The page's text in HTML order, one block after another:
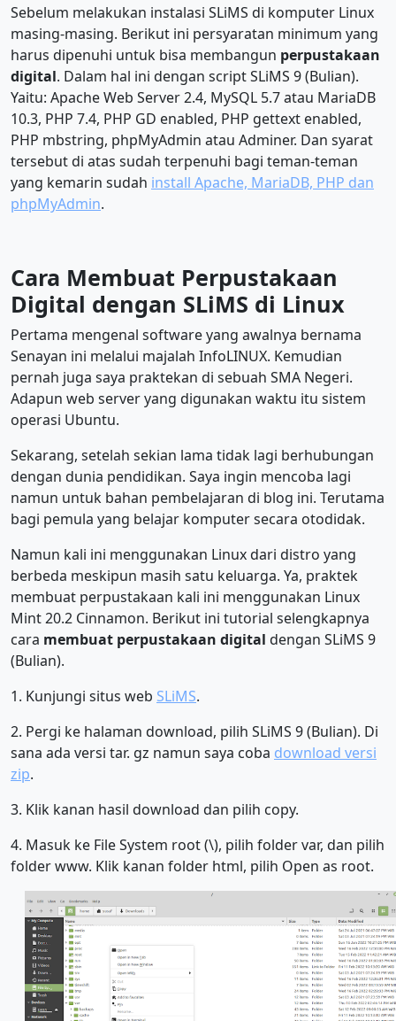
Sebelum melakukan instalasi SLiMS di komputer Linux
masing-masing. Berikut ini persyaratan minimum yang
harus dipenuhi untuk bisa membangun perpustakaan
digital. Dalam hal ini dengan script SLiMS 9 (Bulian).
Yaitu: Apache Web Server 2.4, MySQL 5.7 atau MariaDB
10.3, PHP 7.4, PHP GD enabled, PHP gettext enabled,
PHP mbstring, phpMyAdmin atau Adminer. Dan syarat
tersebut di atas sudah terpenuhi bagi teman-teman
yang kemarin sudah install Apache, MariaDB, PHP dan
phpMyAdmin.
Cara Membuat Perpustakaan
Digital dengan SLiMS di Linux
Pertama mengenal software yang awalnya bernama
Senayan ini melalui majalah InfoLINUX. Kemudian
pernah juga saya praktekan di sebuah SMA Negeri.
Adapun web server yang digunakan waktu itu sistem
operasi Ubuntu.
Sekarang, setelah sekian lama tidak lagi berhubungan
dengan dunia pendidikan. Saya ingin mencoba lagi
namun untuk bahan pembelajaran di blog ini. Terutama
bagi pemula yang belajar komputer secara otodidak.
Namun kali ini menggunakan Linux dari distro yang
berbeda meskipun masih satu keluarga. Ya, praktek
membuat perpustakaan kali ini menggunakan Linux
Mint 20.2 Cinnamon. Berikut ini tutorial selengkapnya
cara membuat perpustakaan digital dengan SLiMS 9
(Bulian).
1. Kunjungi situs web SLiMS.
2. Pergi ke halaman download, pilih SLiMS 9 (Bulian). Di
sana ada versi tar. gz namun saya coba download versi
zip.
3. Klik kanan hasil download dan pilih copy.
4. Masuk ke File System root (\), pilih folder var, dan pilih
folder www. Klik kanan folder html, pilih Open as root.